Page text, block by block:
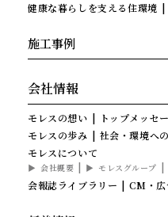
健康な暮らしを支える住環境
施工事例
会社情報
モレスの想い トップメッセ
モレスの歩み
社会・環境へ
モレスについて
会社概要 モレスグループ
会報誌ライブラリー CM・広